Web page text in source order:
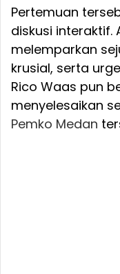
Pertemuan
diskusi interaktif.
melemparkan
krusial, serta
Rico Waas pun
menyelesaikan
Pemko Medan